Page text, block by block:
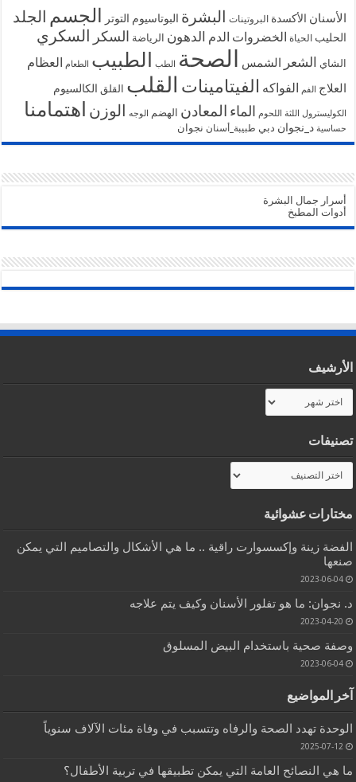
الأسنان الأكسدة البروتينات البشرة البوتاسيوم التوتر الجسم الجلد
الحليب الحياة الخضروات الدم الدهون الرياضة السكر السكري
الشاي الشعر الشمس الصحة الطب الطبيب الطعام
العظام
العلاج الفم الفواكه الفيتامينات القلب القلق الكالسيوم
الكوليسترول اللثة اللحوم الماء المعادن الهضم الوجه الوزن اهتمامنا
حساسية د_نجوان دبي طبيبة_أسنان نجوان
أسرار جمال البشرة
أدوات المطبخ
الأرشيف
الأرشيف
تصنيفات
تصنيفات
مختارات عشوائية
الفضة زينة وإكسسوارت راقية .. ما هي الأشكال والتصاميم التي يمكن
صنعها
2023-06-04
د. نجوان: ما هو تفلور الأسنان وكيف يتم علاجه
2023-04-20
وصفة صحية باستخدام البيض المسلوق
2023-06-04
آخر المواضيع
الوحدة تهدد الصحة والرفاه وتتسبب في وفاة مئات الآلاف سنوياً
2025-07-12
ما هي النصائح العامة التي يمكن تطبيقها في تربية الأطفال؟